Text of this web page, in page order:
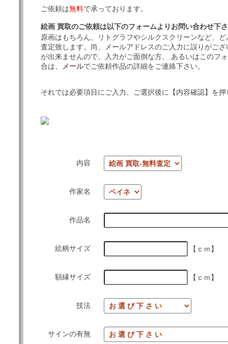
ご依頼は無料で承っております。
絵画 買取のご依頼は以下のフォームよりお問い合わせ下
原画はもちろん、リトグラフやシルクスクリーンなど、
査定致します。尚、メールアドレスのご入力に誤りがご
が出来ませんので、入力がご面倒な方、 あるいはこのフ
合は、
メールでご依頼作品の詳細をご連絡下さい。
それでは必要項目にご入力、ご選択後に【内容確認】を
内容
作家名
作品名
絵柄サイズ 【ｃｍ】
額縁サイズ 【ｃｍ】
技法
サインの有無